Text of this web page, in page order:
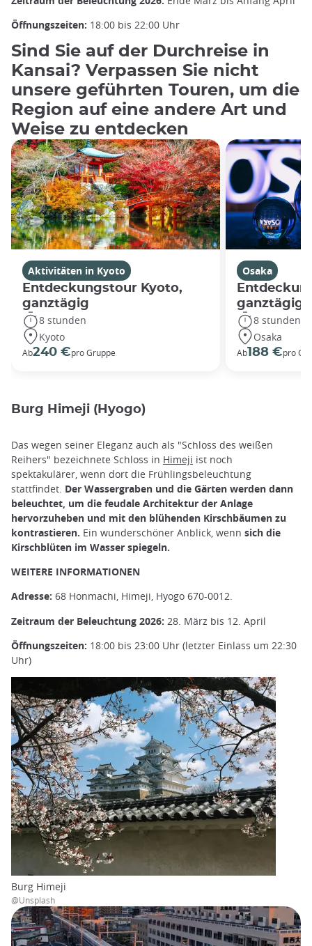
Öffnungszeiten: 18:00 bis 22:00 Uhr
Sind Sie auf der Durchreise in
Kansai? Verpassen Sie nicht
unsere geführten Touren, um die
Region auf eine andere Art und
Weise zu entdecken
Aktivitäten in Kyoto
Entdeckungstour Kyoto,
ganztägig
8 stunden
Kyoto
Ab240 €pro Gruppe
Osaka
ganztägig
8 stunden
Osaka
Ab188 €pro
Burg Himeji (Hyogo)
Das wegen seiner Eleganz auch als "Schloss des weißen
Reihers" bezeichnete Schloss in Himeji ist noch
spektakulärer, wenn dort die Frühlingsbeleuchtung
stattfindet. Der Wassergraben und die Gärten werden dann
beleuchtet, um die feudale Architektur der Anlage
hervorzuheben und mit den blühenden Kirschbäumen zu
kontrastieren. Ein wunderschöner Anblick, wenn sich die
Kirschblüten im Wasser spiegeln.
WEITERE INFORMATIONEN
Adresse: 68 Honmachi, Himeji, Hyogo 670-0012.
Zeitraum der Beleuchtung 2026: 28. März bis 12. April
Öffnungszeiten: 18:00 bis 23:00 Uhr (letzter Einlass um 22:30
Uhr)
Burg Himeji
@Unsplash